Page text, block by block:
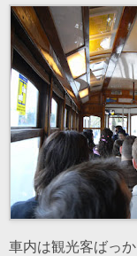
車内は観光客ばっか